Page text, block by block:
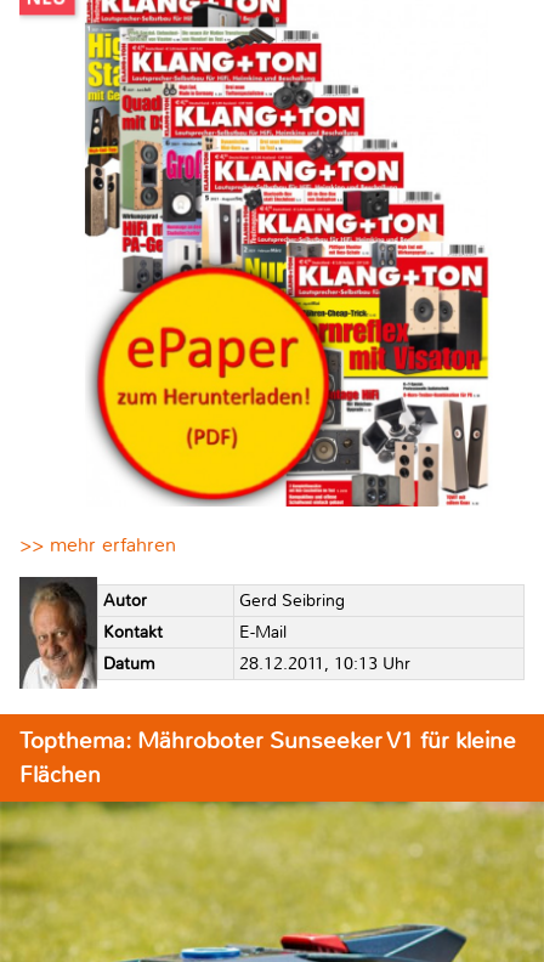
>> mehr erfahren
Autor
Gerd Seibring
Kontakt
E-Mail
Datum
28.12.2011, 10:13 Uhr
Topthema: Mähroboter Sunseeker V1 für kleine
Flächen